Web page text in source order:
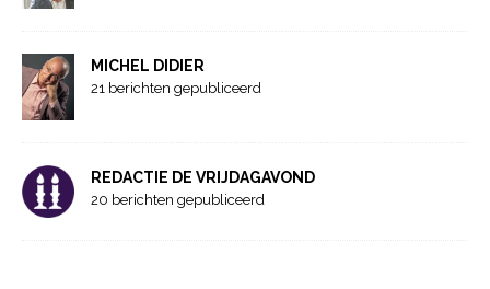
MICHEL DIDIER
21 berichten gepubliceerd
REDACTIE DE VRIJDAGAVOND
20 berichten gepubliceerd